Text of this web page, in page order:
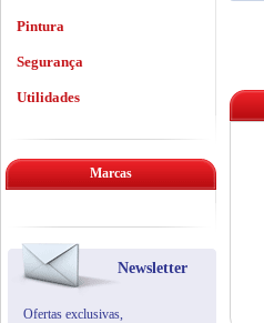
Pintura
Segurança
Utilidades
Marcas
Newsletter
Ofertas exclusivas,